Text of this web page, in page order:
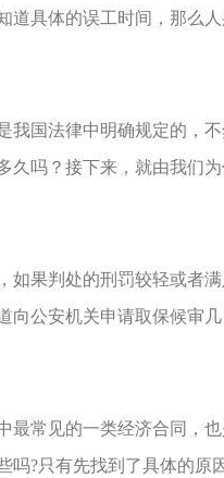
道具体的误工时间，那么
我国法律中明确规定的，
久吗？接下来，就由我们
如果判处的刑罚较轻或者
向公安机关申请取保候审几
最常见的一类经济合同，
吗?只有先找到了具体的原